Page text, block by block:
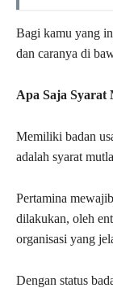
Bagi kamu yang
dan caranya di
Apa Saja Syarat
Memiliki badan
adalah syarat
Pertamina
dilakukan, oleh
organisasi yang
Dengan status